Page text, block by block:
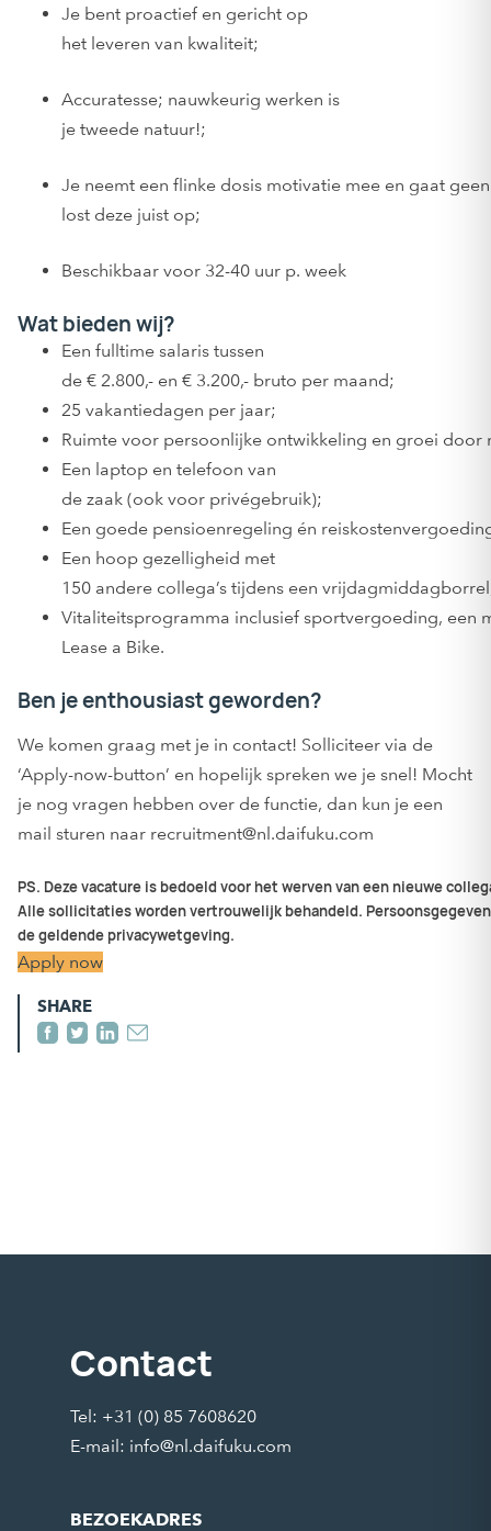
Je bent proactief en gericht op
het leveren van kwaliteit;
Accuratesse; nauwkeurig werken is
je tweede natuur!;
Je neemt een flinke dosis motivatie mee en gaat
lost deze juist op;
Beschikbaar voor 32-40 uur p. week
Wat bieden wij?
Een fulltime salaris tussen
de € 2.800,- en € 3.200,- bruto per maand;
25 vakantiedagen per jaar;
Ruimte voor persoonlijke ontwikkeling en groei
Een laptop en telefoon van
de zaak (ook voor privégebruik);
Een goede pensioenregeling én
Een hoop gezelligheid met
150 andere collega’s tijdens een
Vitaliteitsprogramma inclusief sportvergoeding, een
Lease a Bike.
Ben je enthousiast geworden?
We komen graag met je in contact! Solliciteer via de
‘Apply-now-button’ en hopelijk spreken we je snel! Mocht
je nog vragen hebben over de functie, dan kun je een
mail sturen naar recruitment@nl.daifuku.com
PS. Dezevacature is bedoeld voor het wervenvaneen nieuwe
Allesollicitatieswordenvertrouwelijk behandeld.
degeldende privacywetgeving.
Apply now
SHARE
Contact
Tel: +31 (0) 85 7608620
E-mail: info@nl.daifuku.com
BEZOEKADRES